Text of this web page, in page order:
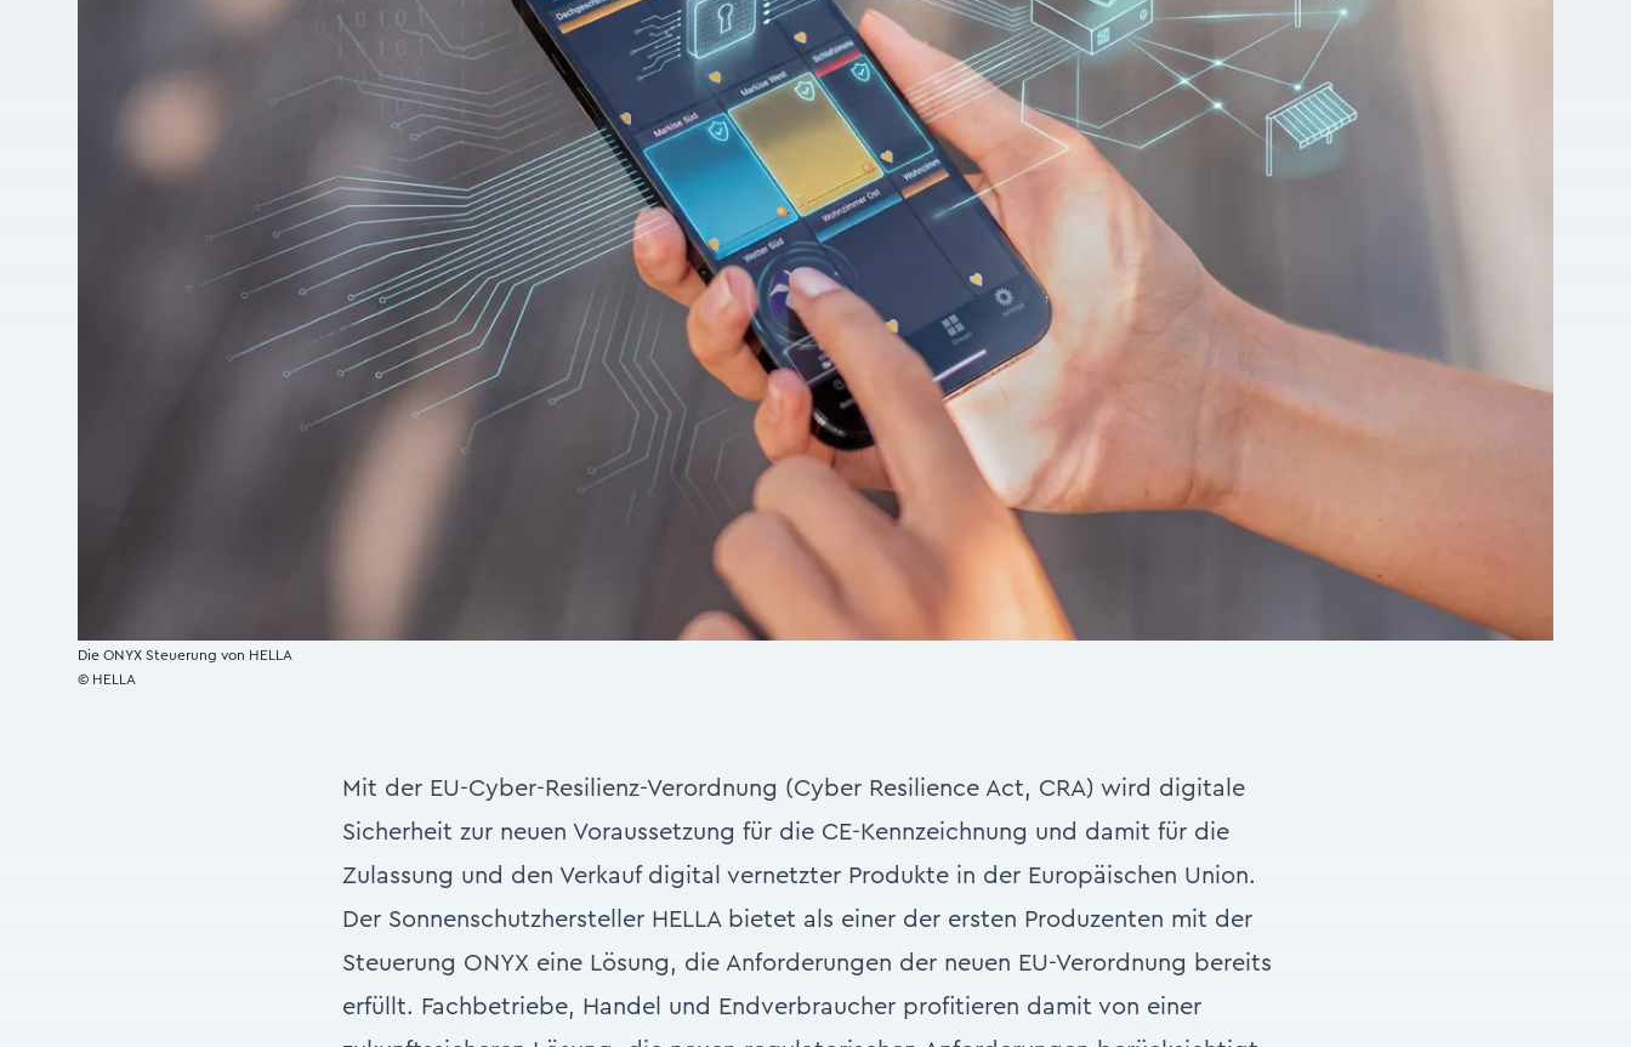
Die ONYX Steuerung von HELLA
© HELLA
Mit der EU-Cyber-Resilienz-Verordnung (Cyber Resilience Act, CRA) wird digitale
Sicherheit zur neuen Voraussetzung für die CE-Kennzeichnung und damit für die
Zulassung und den Verkauf digital vernetzter Produkte in der Europäischen Union.
Der Sonnenschutzhersteller HELLA bietet als einer der ersten Produzenten mit der
Steuerung ONYX eine Lösung, die Anforderungen der neuen EU-Verordnung bereits
erfüllt. Fachbetriebe, Handel und Endverbraucher profitieren damit von einer